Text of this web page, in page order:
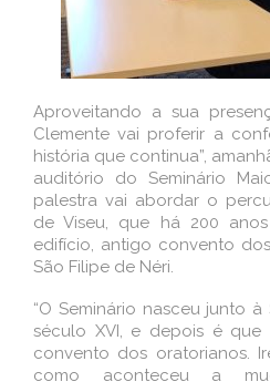
Aproveitando a sua
Clemente vai proferir a
história que continua”,
auditório do Seminário
palestra vai abordar o
de Viseu, que há 200
edifício, antigo convento
São Filipe de Néri.
“O Seminário nasceu junto
século XVI, e depois é
convento dos oratorianos.
como aconteceu a